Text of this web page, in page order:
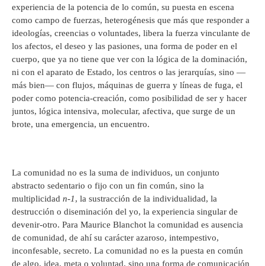
experiencia de la potencia de lo común, su puesta en escena
como campo de fuerzas, heterogénesis que más que responder a
ideologías, creencias o voluntades, libera la fuerza vinculante de
los afectos, el deseo y las pasiones, una forma de poder en el
cuerpo, que ya no tiene que ver con la lógica de la dominación,
ni con el aparato de Estado, los centros o las jerarquías, sino —
más bien— con flujos, máquinas de guerra y líneas de fuga, el
poder como potencia-creación, como posibilidad de ser y hacer
juntos, lógica intensiva, molecular, afectiva, que surge de un
brote, una emergencia, un encuentro.
La comunidad no es la suma de individuos, un conjunto
abstracto sedentario o fijo con un fin común, sino la
multiplicidad n-1, la sustracción de la individualidad, la
destrucción o diseminación del yo, la experiencia singular de
devenir-otro. Para Maurice Blanchot la comunidad es ausencia
de comunidad, de ahí su carácter azaroso, intempestivo,
inconfesable, secreto. La comunidad no es la puesta en común
de algo, idea, meta o voluntad, sino una forma de comunicación